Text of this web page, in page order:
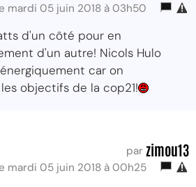
mardi 05 juin 2018 à 03h50
d'un côté pour en
d'un autre! Nicols Hulo
car on
objectifs de la cop21!
par zimou13
mardi 05 juin 2018 à 00h25